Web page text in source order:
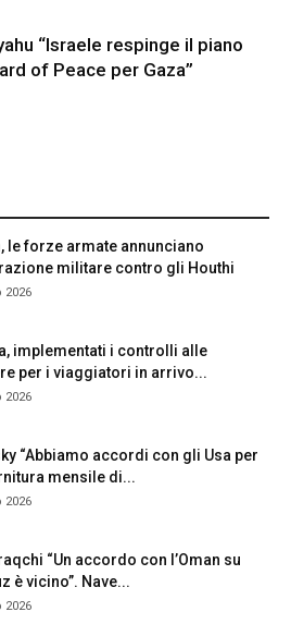
“Israele respinge il piano
of Peace per Gaza”
le forze armate annunciano
militare contro gli Houthi
2026
implementati i controlli alle
per i viaggiatori in arrivo...
2026
“Abbiamo accordi con gli Usa per
mensile di...
2026
“Un accordo con l’Oman su
è vicino”. Nave...
2026